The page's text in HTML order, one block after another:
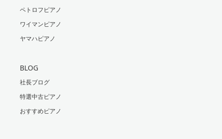
ペトロフピアノ
ワイマンピアノ
ヤマハピアノ
BLOG
社長ブログ
特選中古ピアノ
おすすめピアノ